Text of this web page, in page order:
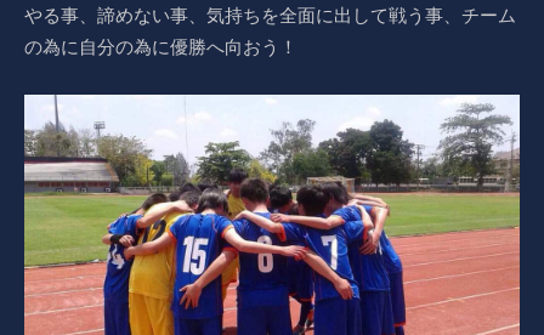
やる事、諦めない事、気持ちを全面に出して戦う事、チーム
の為に自分の為に優勝へ向おう！